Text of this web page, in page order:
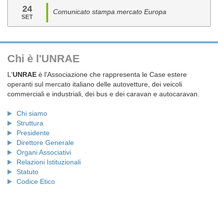
24
SET
Comunicato stampa mercato Europa
Chi è l'UNRAE
L'UNRAE è l'Associazione che rappresenta le Case estere
operanti sul mercato italiano delle autovetture, dei veicoli
commerciali e industriali, dei bus e dei caravan e autocaravan.
Chi siamo
Struttura
Presidente
Direttore Generale
Organi Associativi
Relazioni Istituzionali
Statuto
Codice Etico